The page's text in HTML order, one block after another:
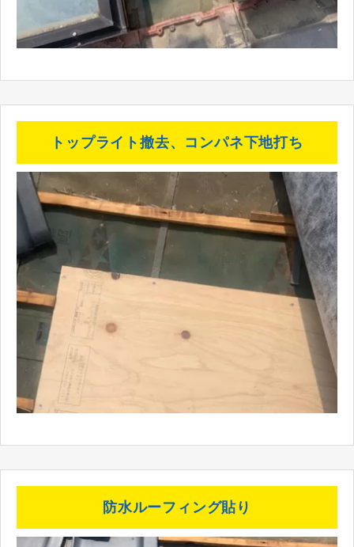
トップライト撤去、コンパネ下地打ち
防水ルーフィング貼り